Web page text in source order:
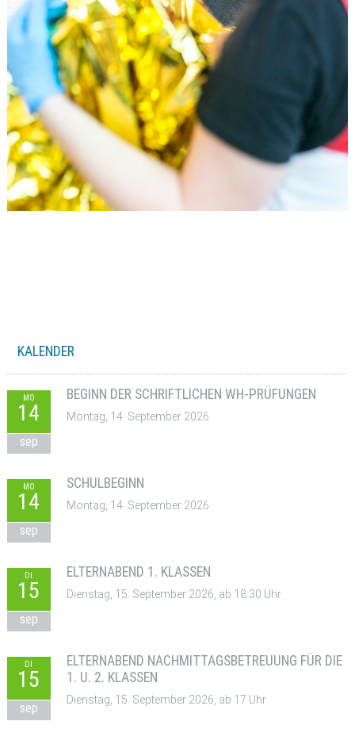
KALENDER
MO
14
sep
BEGINN DER SCHRIFTLICHEN WH-PRÜFUNGEN
Montag, 14. September 2026
MO
14
sep
SCHULBEGINN
Montag, 14. September 2026
DI
15
sep
ELTERNABEND 1. KLASSEN
Dienstag, 15. September 2026, ab 18:30 Uhr
DI
15
sep
ELTERNABEND NACHMITTAGSBETREUUNG FÜR DIE
1. U. 2. KLASSEN
Dienstag, 15. September 2026, ab 17 Uhr